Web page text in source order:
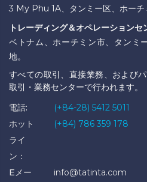
3 My Phu 1A、タンミー区、ホーチ
トレーディング＆オペレーションセ
ベトナム、ホーチミン市、タンミ
地。
すべての取引、直接業務、および
取引・業務センターで行われます。
電話:
(+84-28) 5412 5011
ホット
ライ
ン：
(+84) 786 359 178
Eメー
info@tatinta.com